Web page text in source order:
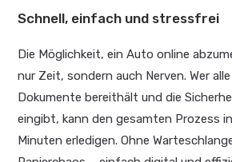
Schnell, einfach und stressfrei
Die Möglichkeit, ein Auto online
nur Zeit, sondern auch Nerven. Wer
Dokumente bereithält und die
eingibt, kann den gesamten Prozess
Minuten erledigen. Ohne